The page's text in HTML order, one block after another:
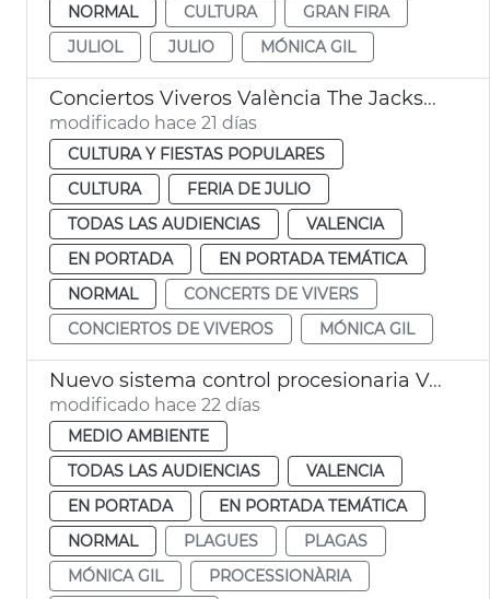
NORMAL
CULTURA
GRAN FIRA
JULIOL
JULIO MÓNICA GIL
Conciertos Viveros València The Jacksons
modificado hace 21 días
CULTURA Y FIESTAS POPULARES
CULTURA
FERIA DE JULIO
TODAS LAS AUDIENCIAS
VALENCIA
EN PORTADA
EN PORTADA TEMÁTICA
NORMAL
CONCERTS DE VIVERS
CONCIERTOS DE VIVEROS
MÓNICA GIL
Nuevo sistema control procesionaria València
modificado hace 22 días
MEDIO AMBIENTE
TODAS LAS AUDIENCIAS
VALENCIA
EN PORTADA
EN PORTADA TEMÁTICA
NORMAL
PLAGUES
PLAGAS
MÓNICA GIL
PROCESSIONÀRIA